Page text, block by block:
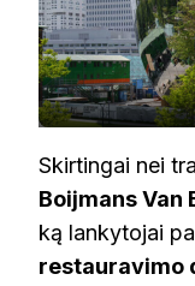
Skirtingai nei
Boijmans Van
ką lankytojai
restauravimo